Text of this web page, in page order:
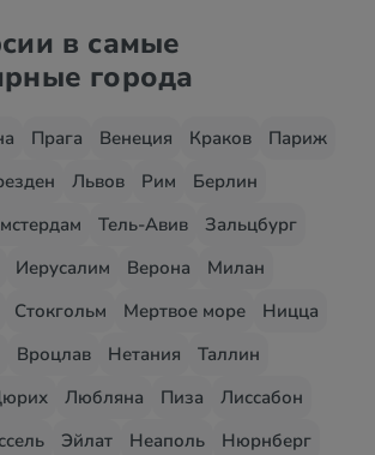
в самые
города
Прага Венеция Краков
Париж
Львов Рим
Берлин
Тель-Авив
Зальцбург
Иерусалим Верона
Милан
Стокгольм Мертвое море
Ницца
Вроцлав Нетания
Таллин
Любляна Пиза
Лиссабон
Эйлат Неаполь
Нюрнберг